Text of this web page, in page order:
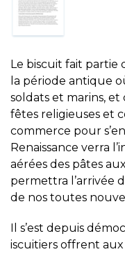
Le biscuit fait partie
la période antique
soldats et marins,
fêtes religieuses et
commerce pour
Renaissance verra
aérées des pâtes
permettra l’arrivée
de nos toutes
Il s’est depuis
iscuitiers offrent